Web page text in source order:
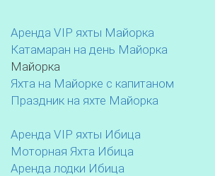
Аренда VIP яхты Майорка
Катамаран на день Майорка
Майорка
Яхта на Майорке с капитаном
Праздник на яхте Майорка
Аренда VIP яхты Ибица
Моторная Яхта Ибица
Аренда лодки Ибица